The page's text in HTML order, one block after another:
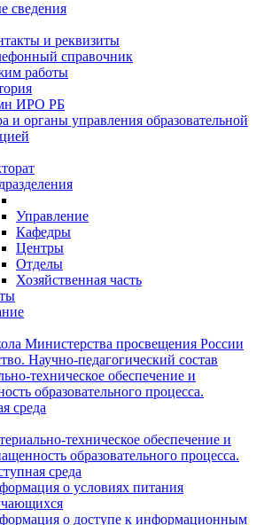
сведения
и реквизиты
справочник
работы
ИРО РБ
и органы управления образовательной
Управление
Кафедры
Центры
Отделы
Хозяйственная часть
Министерства просвещения России
Научно-педагогический состав
техническое обеспечение и
образовательного процесса.
среда
техническое обеспечение и
образовательного процесса.
среда
о условиях питания
о доступе к информационным